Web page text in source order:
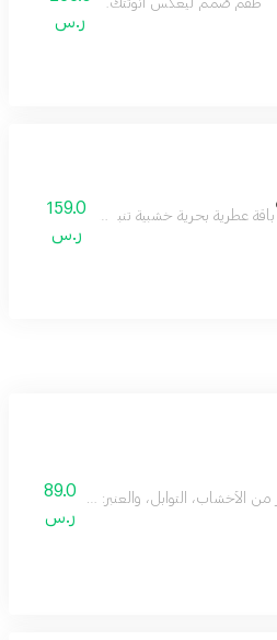
ر.س
باقة عطرية بحرية خشبية تنبض بالانتعاش
159.0
ر.س
التوابل، والعنبر: مع النوتات العليا من الفلفل
89.0
ر.س